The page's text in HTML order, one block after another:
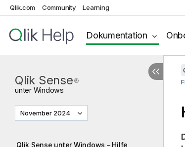
Qlik.com Community Learning
Dokumentation
Qlik Sense ®
unter Windows
November 2024
Qlik Sense unter Windows – Hilfe